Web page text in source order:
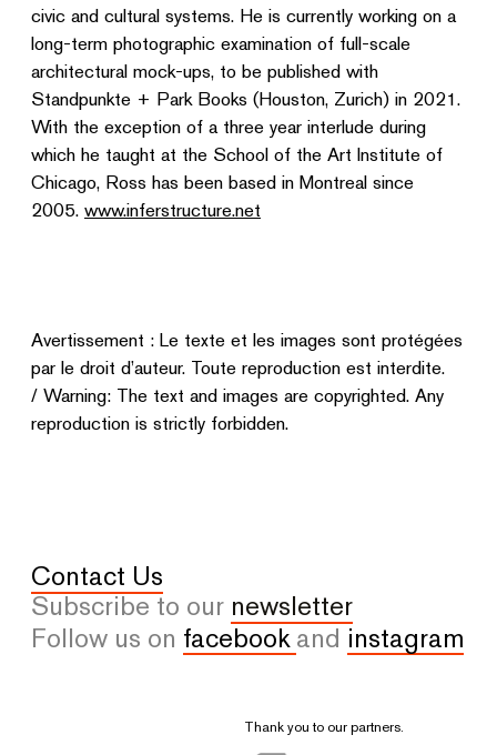
civic and cultural systems. He is currently working on a
long-term photographic examination of full-scale
architectural mock-ups, to be published with
Standpunkte + Park Books (Houston, Zurich) in 2021.
With the exception of a three year interlude during
which he taught at the School of the Art Institute of
Chicago, Ross has been based in Montreal since
2005. www.inferstructure.net
Avertissement : Le texte et les images sont protégées
par le droit d’auteur. Toute reproduction est interdite.
/ Warning: The text and images are copyrighted. Any
reproduction is strictly forbidden.
Contact Us
Subscribe to our newsletter
Follow us on facebook and instagram
Thank you to our partners.